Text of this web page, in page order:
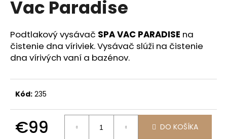
Vac Paradise
Podtlakový vysávač SPA VAC PARADISE na
čistenie dna víriviek.Vysávač slúži na čistenie
dna vírivých vaní a bazénov.
Kód: 235
€99 DO KOŠÍKA
á
s
ť
?
HĽADAŤ